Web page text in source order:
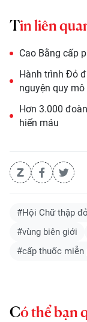
Tin liên
Cao Bằng cấp
Hành trình Đỏ
nguyện quy
Hơn 3.000
hiến máu
#Hội Chữ thập đỏ
#vùng biên giới
#cấp thuốc miễn
Có thể bạn